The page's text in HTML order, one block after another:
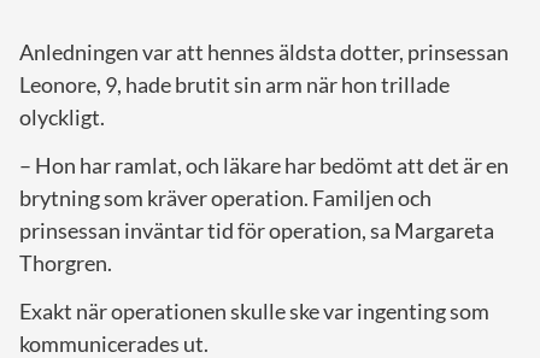
Anledningen var att hennes äldsta dotter, prinsessan
Leonore, 9, hade brutit sin arm när hon trillade
olyckligt.
– Hon har ramlat, och läkare har bedömt att det är en
brytning som kräver operation. Familjen och
prinsessan inväntar tid för operation, sa Margareta
Thorgren.
Exakt när operationen skulle ske var ingenting som
kommunicerades ut.